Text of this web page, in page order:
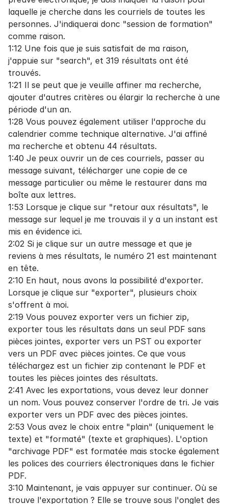
laquelle je cherche dans les courriels de toutes les
personnes. J'indiquerai donc "session de formation"
comme raison.
1:12 Une fois que je suis satisfait de ma raison,
j'appuie sur "search", et 319 résultats ont été
trouvés.
1:21 Il se peut que je veuille affiner ma recherche,
ajouter d'autres critères ou élargir la recherche à une
période d'un an.
1:28 Vous pouvez également utiliser l'approche du
calendrier comme technique alternative. J'ai affiné
ma recherche et obtenu 44 résultats.
1:40 Je peux ouvrir un de ces courriels, passer au
message suivant, télécharger une copie de ce
message particulier ou même le restaurer dans ma
boîte aux lettres.
1:53 Lorsque je clique sur "retour aux résultats", le
message sur lequel je me trouvais il y a un instant est
mis en évidence ici.
2:02 Si je clique sur un autre message et que je
reviens à mes résultats, le numéro 21 est maintenant
en tête.
2:10 En haut, nous avons la possibilité d'exporter.
Lorsque je clique sur "exporter", plusieurs choix
s'offrent à moi.
2:19 Vous pouvez exporter vers un fichier zip,
exporter tous les résultats dans un seul PDF sans
pièces jointes, exporter vers un PST ou exporter
vers un PDF avec pièces jointes. Ce que vous
téléchargez est un fichier zip contenant le PDF et
toutes les pièces jointes des résultats.
2:41 Avec les exportations, vous devez leur donner
un nom. Vous pouvez conserver l'ordre de tri. Je vais
exporter vers un PDF avec des pièces jointes.
2:53 Vous avez le choix entre "plain" (uniquement le
texte) et "formaté" (texte et graphiques). L'option
"archivage PDF" est formatée mais stocke également
les polices des courriers électroniques dans le fichier
PDF.
3:10 Maintenant, je vais appuyer sur continuer. Où se
trouve l'exportation ? Elle se trouve sous l'onglet des